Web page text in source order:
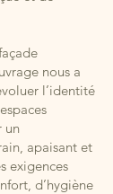
nous a
l’identité
un
apaisant et
exigences
d’hygiène